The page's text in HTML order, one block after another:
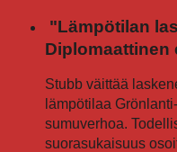
"Lämpötilan
Diplomaattinen
Stubb väittää
lämpötilaa
sumuverhoa.
suorasukaisuus